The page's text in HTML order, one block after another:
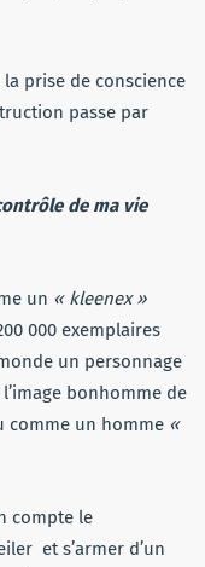
la prise de conscience
passe par
de ma vie
un « kleenex »
000 exemplaires
un personnage
bonhomme de
comme un homme «
compte le
et s’armer d’un